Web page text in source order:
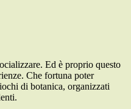
Ed è proprio questo
Che fortuna poter
di botanica, organizzati